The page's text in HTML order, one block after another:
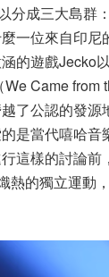
分成三大島群
一位來自印尼
的遊戲Jecko
Came from
了公認的發源
是當代嘻哈音
這樣的討論前
熱的獨立運動